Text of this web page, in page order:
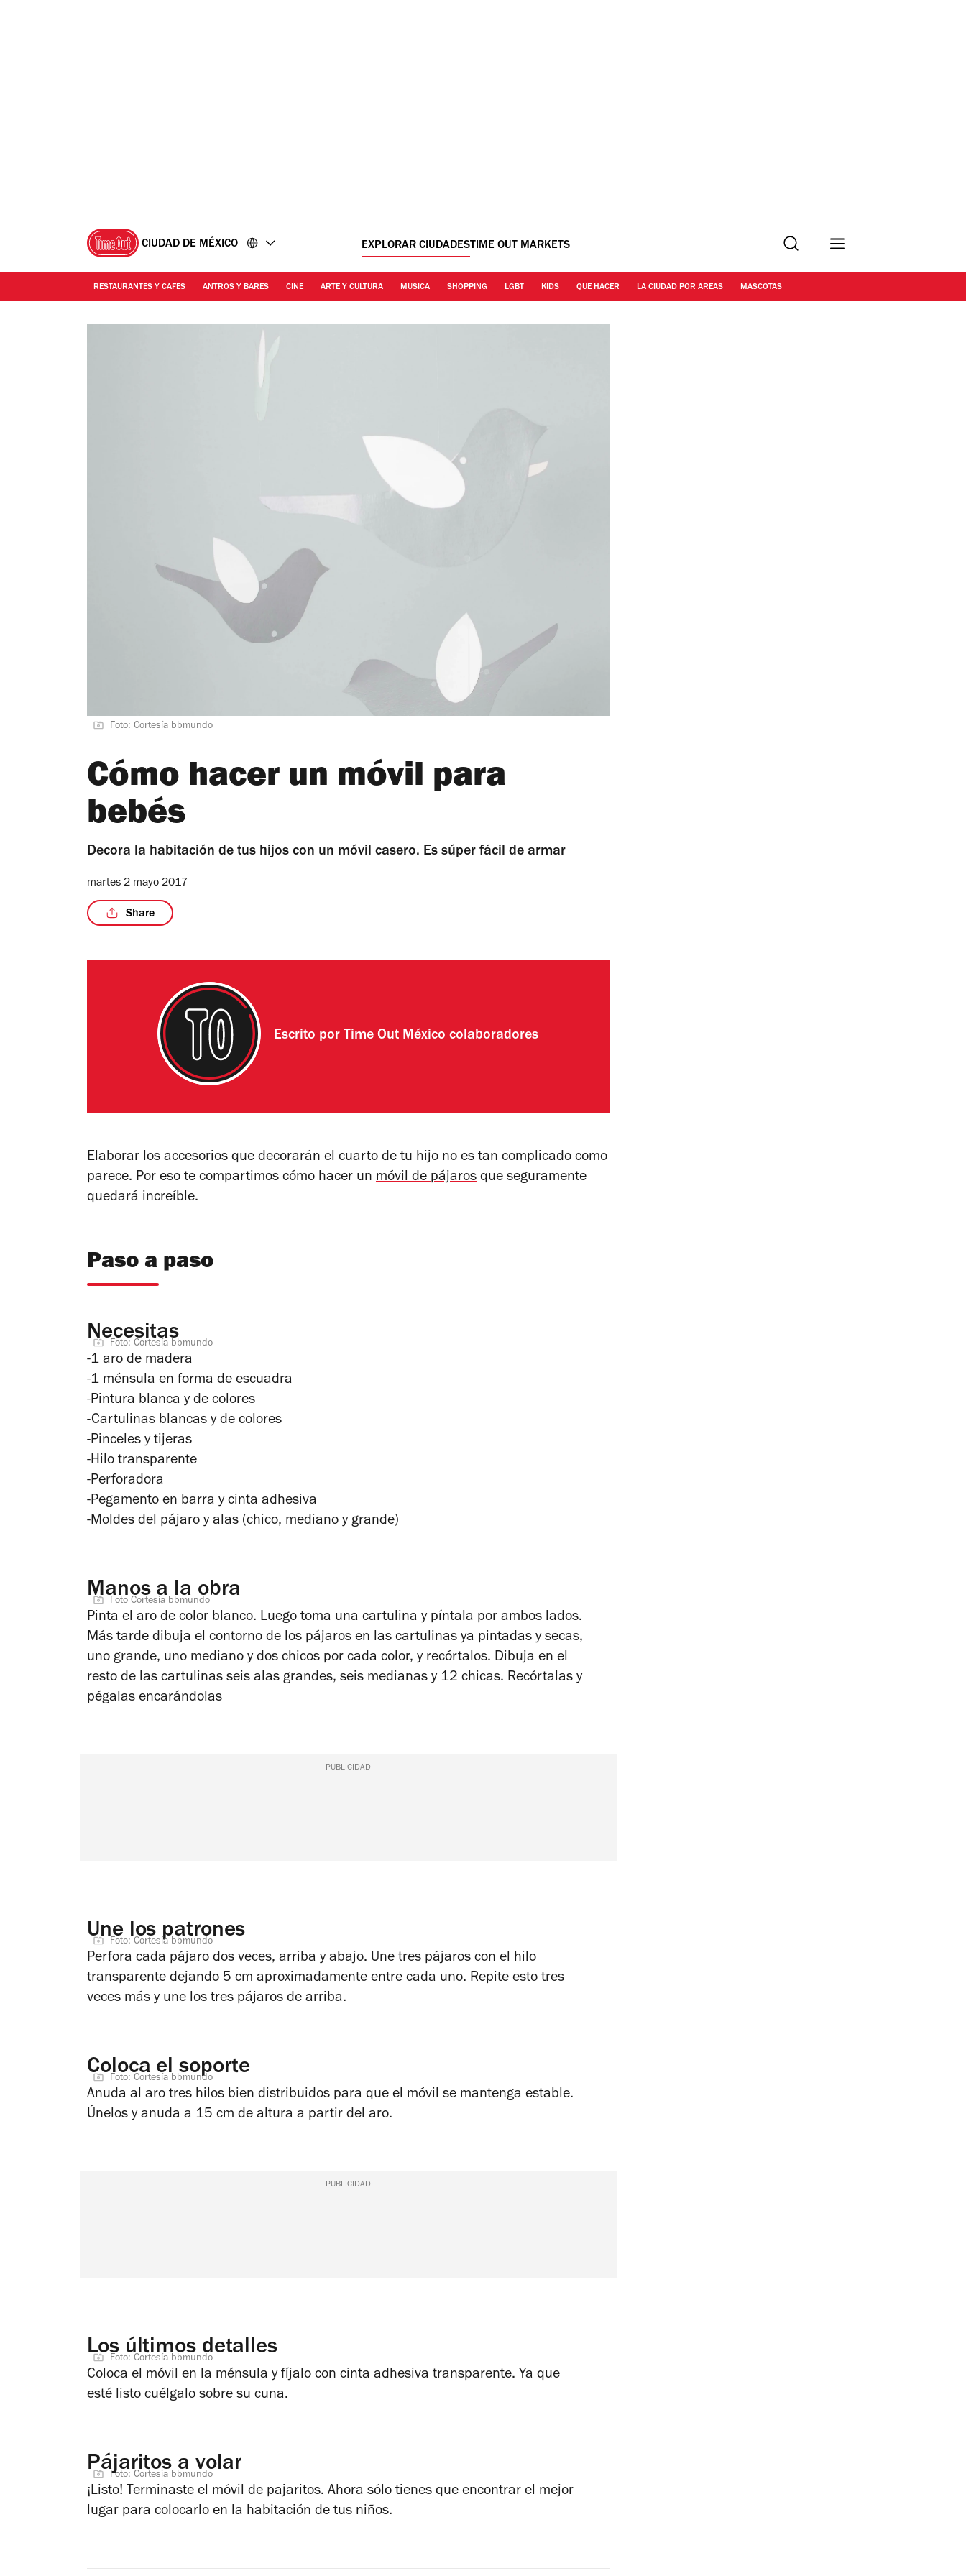
CIUDAD DE MÉXICO EXPLORAR CIUDADESTIME OUT MARKETS Buscar
RESTAURANTES Y CAFES ANTROS Y BARES CINE ARTE Y CULTURA MUSICA SHOPPING LGBT KIDS QUE HACER LA CIUDAD POR AREAS MASCOTAS
Foto: Cortesía bbmundo
Cómo hacer un móvil para
bebés
Decora la habitación de tus hijos con un móvil casero. Es súper fácil de armar
martes 2 mayo 2017
Share
Escrito por Time Out México colaboradores
Elaborar los accesorios que decorarán el cuarto de tu hijo no es tan complicado como
parece. Por eso te compartimos cómo hacer un móvil de pájaros que seguramente
quedará increíble.
Paso a paso
Necesitas
Foto: Cortesía bbmundo
-1 aro de madera
-1 ménsula en forma de escuadra
-Pintura blanca y de colores
-Cartulinas blancas y de colores
-Pinceles y tijeras
-Hilo transparente
-Perforadora
-Pegamento en barra y cinta adhesiva
-Moldes del pájaro y alas (chico, mediano y grande)
Manos a la obra
Foto Cortesía bbmundo
Pinta el aro de color blanco. Luego toma una cartulina y píntala por ambos lados.
Más tarde dibuja el contorno de los pájaros en las cartulinas ya pintadas y secas,
uno grande, uno mediano y dos chicos por cada color, y recórtalos. Dibuja en el
resto de las cartulinas seis alas grandes, seis medianas y 12 chicas. Recórtalas y
pégalas encarándolas
PUBLICIDAD
Une los patrones
Foto: Cortesía bbmundo
Perfora cada pájaro dos veces, arriba y abajo. Une tres pájaros con el hilo
transparente dejando 5 cm aproximadamente entre cada uno. Repite esto tres
veces más y une los tres pájaros de arriba.
Coloca el soporte
Foto: Cortesía bbmundo
Anuda al aro tres hilos bien distribuidos para que el móvil se mantenga estable.
Únelos y anuda a 15 cm de altura a partir del aro.
PUBLICIDAD
Los últimos detalles
Foto: Cortesía bbmundo
Coloca el móvil en la ménsula y fíjalo con cinta adhesiva transparente. Ya que
esté listo cuélgalo sobre su cuna.
Pájaritos a volar
Foto: Cortesía bbmundo
¡Listo! Terminaste el móvil de pajaritos. Ahora sólo tienes que encontrar el mejor
lugar para colocarlo en la habitación de tus niños.